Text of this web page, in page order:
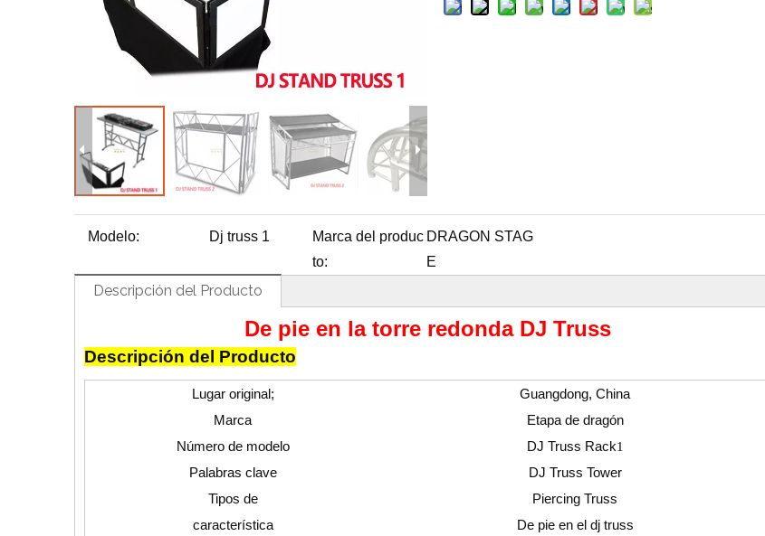
Modelo: Dj truss 1
Marca del produc
to:
DRAGON STAG
E
Descripción del Producto
De pie en la torre redonda DJ Truss
Descripción del Producto
Lugar original;
Guangdong, China
Marca
Etapa de dragón
Número de modelo
DJ Truss Rack1
Palabras clave
DJ Truss Tower
Tipos de
Piercing Truss
característica
De pie en el dj truss